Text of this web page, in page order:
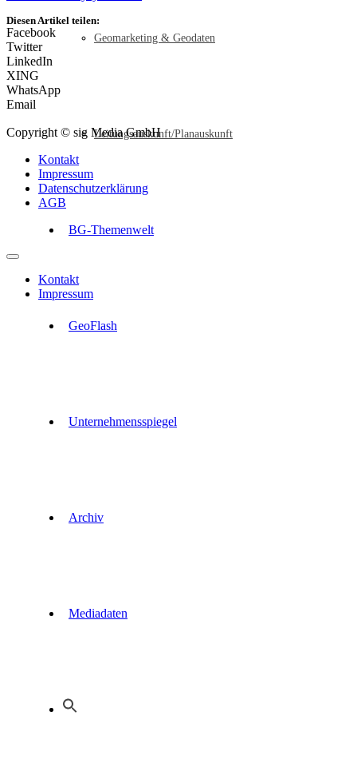
Geomarketing & Geodaten
Leitungsauskunft/Planauskunft
BG-Themenwelt
GeoFlash
Unternehmensspiegel
Archiv
Mediadaten
Diesen Artikel teilen:
Facebook
Twitter
LinkedIn
XING
WhatsApp
Email
Copyright © sig Media GmbH
Kontakt
Impressum
Datenschutzerklärung
AGB
Kontakt
Impressum